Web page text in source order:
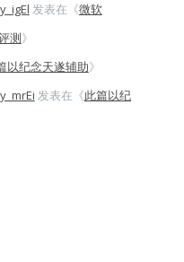
发表在《微软
测》
以纪念天遂辅助》
发表在《此篇以纪